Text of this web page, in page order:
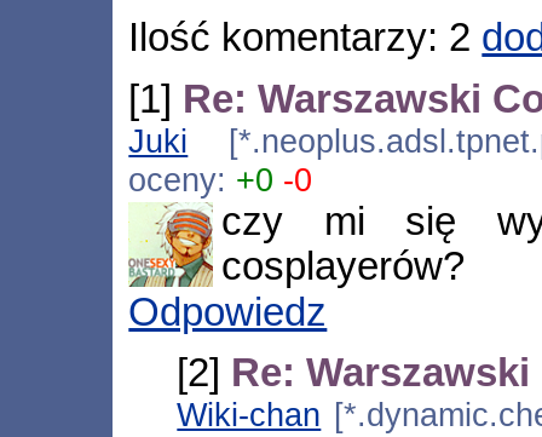
Ilość komentarzy: 2
[1] Re: Warszawski
Juki
oceny: +0 -0
czy mi się
cosplayerów?
Odpowiedz
[2] Re:
Wiki-chan